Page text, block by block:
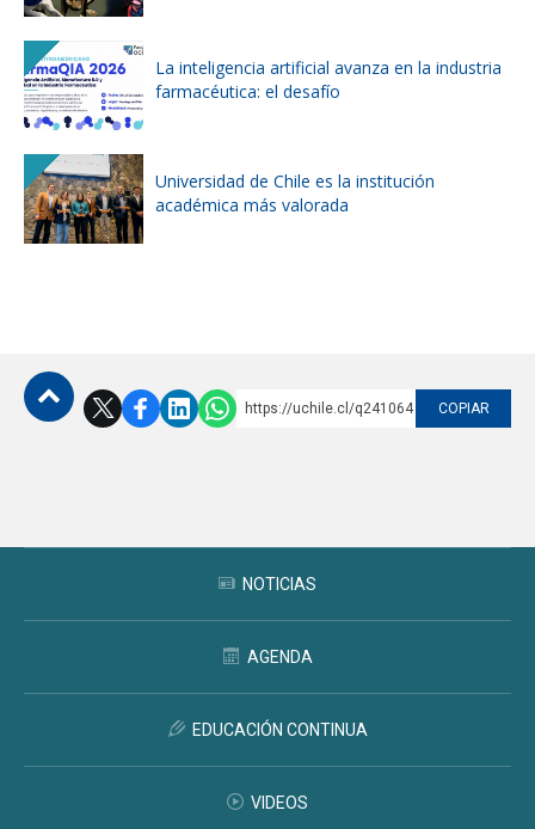
La inteligencia artificial avanza en la industria
farmacéutica: el desafío
Universidad de Chile es la institución
académica más valorada
https://uchile.cl/q241064 COPIAR
NOTICIAS
AGENDA
EDUCACIÓN CONTINUA
VIDEOS